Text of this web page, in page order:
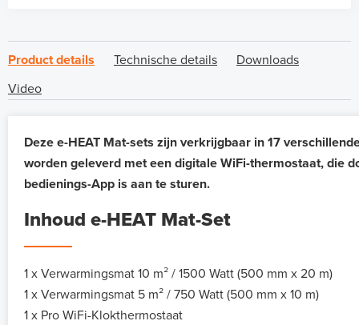
Product details Technische details
Downloads
Video
Deze e-HEAT Mat-sets zijn verkrijgbaar in 17
worden geleverd met een digitale WiFi-thermostaat, die
bedienings-App is aan te sturen.
Inhoud e-HEAT Mat-Set
1 x Verwarmingsmat 10 m² / 1500 Watt (500 mm x 20 m)
1 x Verwarmingsmat 5 m² / 750 Watt (500 mm x 10 m)
1 x Pro WiFi-Klokthermostaat